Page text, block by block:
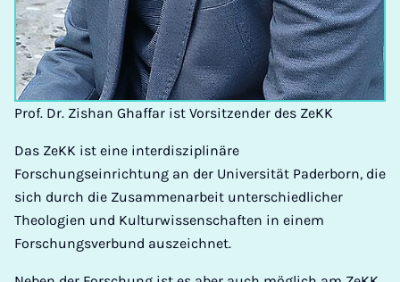
Prof. Dr. Zishan Ghaffar ist Vorsitzender des ZeKK
Das ZeKK ist eine interdisziplinäre
Forschungseinrichtung an der Universität Paderborn, die
sich durch die Zusammenarbeit unterschiedlicher
Theologien und Kulturwissenschaften in einem
Forschungsverbund auszeichnet.